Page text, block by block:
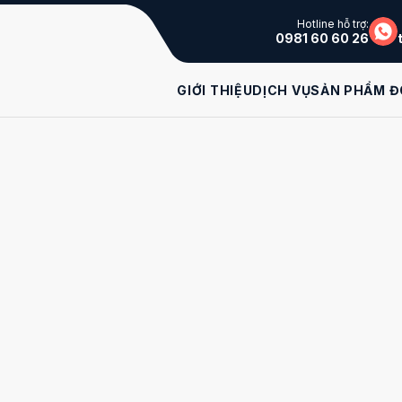
Hotline hỗ trợ:
0981 60 60 26
GIỚI THIỆUDỊCH VỤSẢN PHẨM